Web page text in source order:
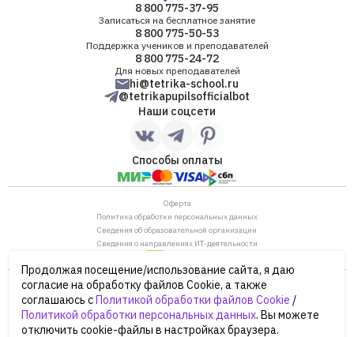
8 800 775-37-95
Записаться на бесплатное занятие
8 800 775-50-53
Поддержка учеников и преподавателей
8 800 775-24-72
Для новых преподавателей
hi@tetrika-school.ru
@tetrikapupilsofficialbot
Наши соцсети
Способы оплаты
Оферта
Политика обработки персональных данных
Сведения об образовательной организации
Сведения о направлениях ИТ-деятельности
ОГРН: 1187746880530
ИНН/КПП: 7702446568/770901001
105120, г. Москва, ул. Нижняя Сыромятническая,
дом 10, строение 12, этаж 4
Сайт Минпросвещения России
Продолжая посещение/использование сайта, я даю
согласие на обработку файлов Cookie, а также
соглашаюсь сПолитикой обработки файлов Cookie /
Политикой обработки персональных данных. Вы можете
отключить cookie-файлы в настройках браузера.